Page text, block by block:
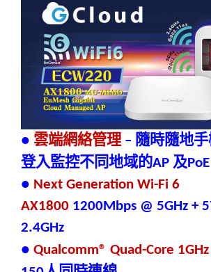
● 雲端網絡管理 – 隨時隨地
登入監控不同地域的AP 及
● Next Generation Wi-Fi 6
AX1800 1200Mbps @ 5GHz +
2.4GHz
● Qualcomm® Quad-Core 1GHz